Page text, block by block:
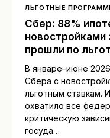
ЛЬГОТНЫЕ
Сбер: 88%
новостройками
прошли по
В январе–июне
Сбера с
льготным ставкам.
охватило все
критическую
госуда…